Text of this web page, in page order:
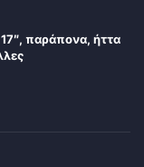
παράπονα, ήττα